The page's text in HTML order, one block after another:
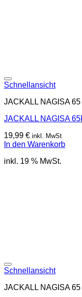
Schnellansicht
JACKALL NAGISA 65
JACKALL NAGISA
19,99 € inkl. MwSt
In den Warenkorb
inkl. 19 % MwSt.
Schnellansicht
JACKALL NAGISA 65